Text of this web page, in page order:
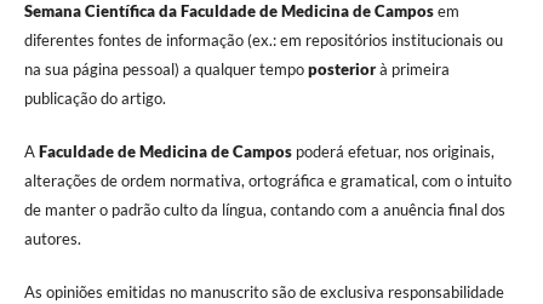
Semana Científica da Faculdade de Medicina de Camposem
diferentes fontes de informação (ex.: em repositórios institucionais ou
na sua página pessoal) a qualquer tempoposteriorà primeira
publicação do artigo.
AFaculdade de Medicina de Campospoderá efetuar, nos originais,
alterações de ordem normativa, ortográfica e gramatical, com o intuito
de manter o padrão culto da língua, contando com a anuência final dos
autores.
As opiniões emitidas no manuscrito são de exclusiva responsabilidade